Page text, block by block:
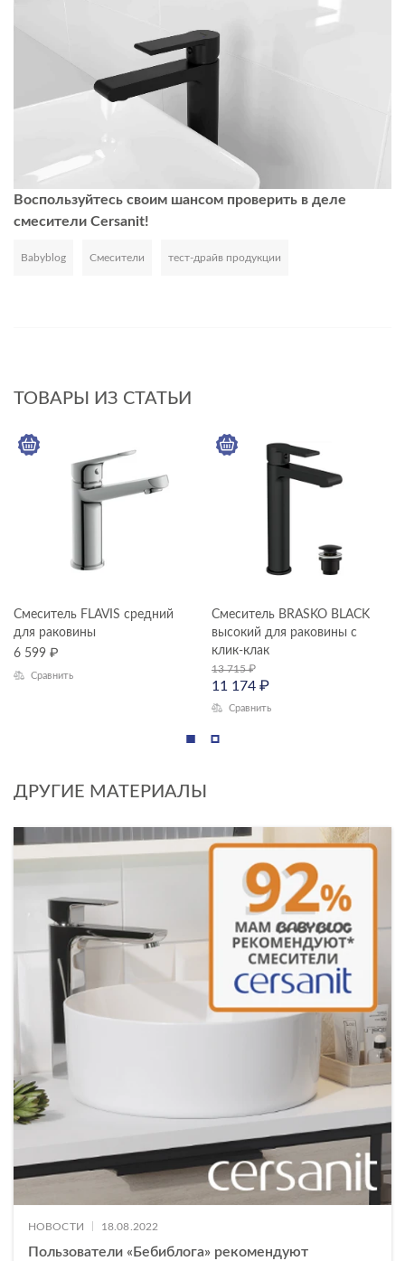
Воспользуйтесь своим шансом проверить в деле
смесители Cersanit!
Babyblog Смесители тест-драйв продукции
ТОВАРЫ ИЗ СТАТЬИ
Смеситель FLAVIS средний
для раковины
6 599 ₽
Сравнить
Смеситель BRASKO BLACK
высокий для раковины с
клик-клак
13 715₽
11 174 ₽
Сравнить
ДРУГИЕ МАТЕРИАЛЫ
НОВОСТИ 18.08.2022
Пользователи «Бебиблога» рекомендуют